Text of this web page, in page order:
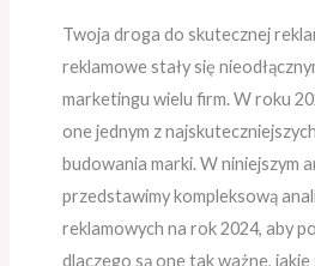
Twoja droga do skutecznej
reklamowe stały się
marketingu wielu firm. W roku
one jednym z
budowania marki. W niniejszym
przedstawimy kompleksową
reklamowych na rok 2024, aby
dlaczego są one tak ważne,